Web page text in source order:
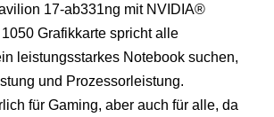
17-ab331ng mit NVIDIA®
Grafikkarte spricht alle
leistungsstarkes Notebook suchen,
und Prozessorleistung.
für Gaming, aber auch für alle, da